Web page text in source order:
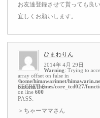
お友達登録させて貰っても良
宜しくお願いします。
ひまわりん
2014年 4月 29日
Warning: Trying to
array offset on false in
/home/himawarinnet/
content/themes/core_tcd027/
on line 600
SECRET: 0
PASS:
＞ちゃーママさん